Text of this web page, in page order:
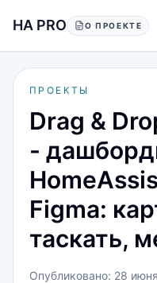
HA PRO О ПРОЕКТЕ
ПРОЕКТЫ
Drag &
-
Figma:
таскать,
Опубликовано: 28